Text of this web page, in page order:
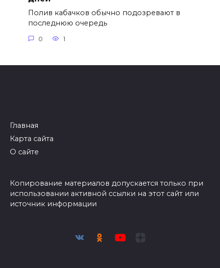
Полив кабачков обычно подозревают в
последнюю очередь
0 1
Главная
Карта сайта
О сайте
Копирование материалов допускается только при
использовании активной ссылки на этот сайт или
источник информации